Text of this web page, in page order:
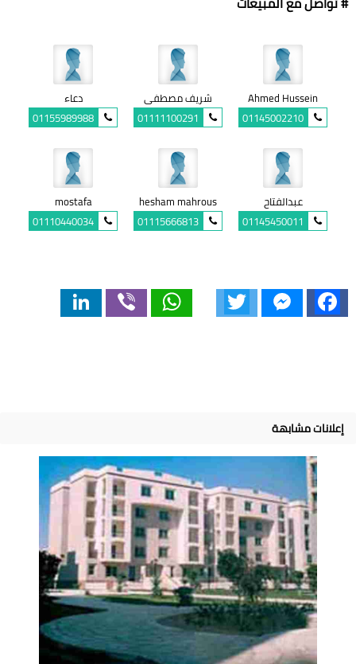
Ahmed Hussein
01145002210
شريف مصطفى
01111100291
دعاء
01155989988
عبدالفتاح
01145450011
hesham mahrous
01115666813
mostafa
01110440034
Facebook
Messenger
WhatsApp
إعلانات مشابهة